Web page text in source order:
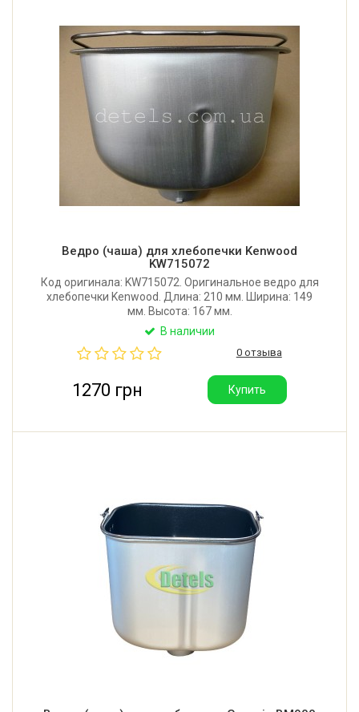
Ведро (чаша) для хлебопечки Kenwood
KW715072
Код оригинала: KW715072. Оригинальное ведро для
хлебопечки Kenwood. Длина: 210 мм. Ширина: 149
мм. Высота: 167 мм.
В наличии
0 отзыва
1270 грн Купить